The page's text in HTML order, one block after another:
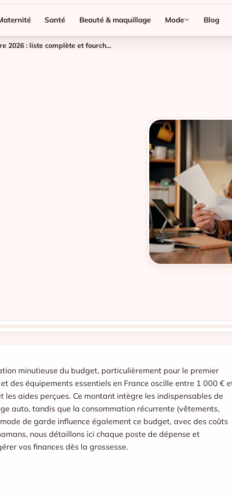
Santé Beauté & maquillage Mode Blog
Budget layette bébé premier trimestre 2026 : liste complète et fourchette de prix
minutieuse du budget, particulièrement pour le premier
des équipements essentiels en France oscille entre 1 000 €
les aides perçues. Ce montant intègre les indispensables de
auto, tandis que la consommation récurrente (vêtements,
de garde influence également ce budget, avec des coûts
nous détaillons ici chaque poste de dépense et
vos finances dès la grossesse.